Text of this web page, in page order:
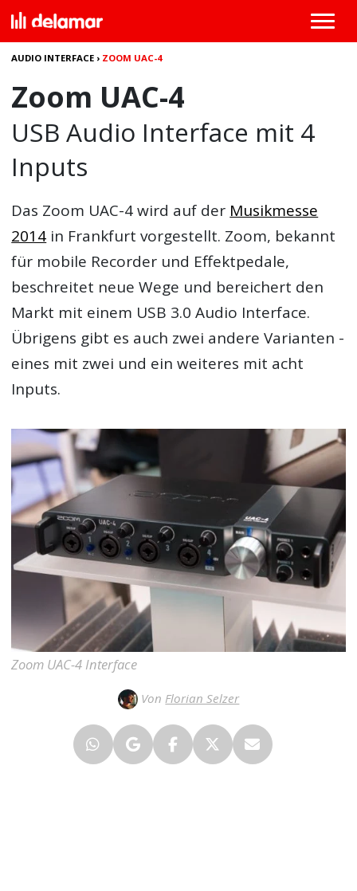
AUDIO INTERFACE › ZOOM UAC-4
Zoom UAC-4
USB Audio Interface mit 4
Inputs
Das Zoom UAC-4wird auf der Musikmesse
2014 in Frankfurt vorgestellt. Zoom, bekannt
für mobile Recorder und Effektpedale,
beschreitet neue Wege und bereichert den
Markt mit einem USB 3.0 Audio Interface.
Übrigens gibt es auch zwei andere Varianten -
eines mit zwei und ein weiteres mit acht
Inputs.
Zoom UAC-4 Interface
Von Florian Selzer